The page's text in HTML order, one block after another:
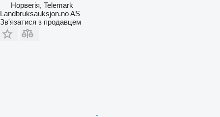
Норвегія, Telemark
Landbruksauksjon.no AS
Зв'язатися з продавцем